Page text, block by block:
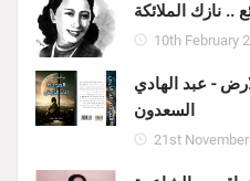
.. نازك الملائكة
10th February
- عبد الهادي
السعدون
21st